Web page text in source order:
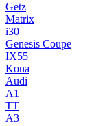
Getz
Matrix
i30
Genesis Coupe
IX55
Kona
Audi
A1
TT
A3